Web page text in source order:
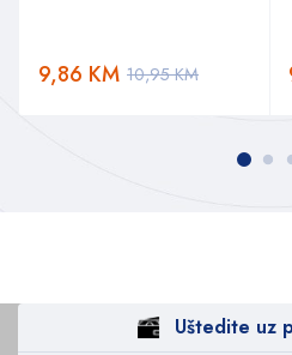
10,95KM
9,86 KM
Uštedite uz